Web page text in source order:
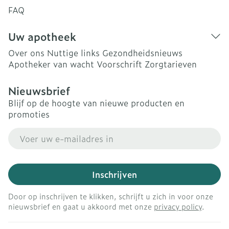
FAQ
Uw apotheek
Over ons Nuttige links Gezondheidsnieuws
Apotheker van wacht Voorschrift Zorgtarieven
Nieuwsbrief
Blijf op de hoogte van nieuwe producten en
promoties
Inschrijven
Door op inschrijven te klikken, schrijft u zich in voor onze
nieuwsbrief en gaat u akkoord met onze privacy policy.